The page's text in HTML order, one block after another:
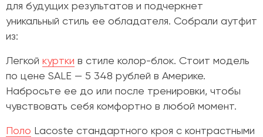
для будущих результатов и подчеркнет
уникальный стиль ее обладателя. Собрали аутфит
из:
Легкой куртки в стиле колор-блок. Стоит модель
по цене SALE — 5 348 рублей в Америке.
Набросьте ее до или после тренировки, чтобы
чувствовать себя комфортно в любой момент.
Поло Lacoste стандартного кроя с контрастными